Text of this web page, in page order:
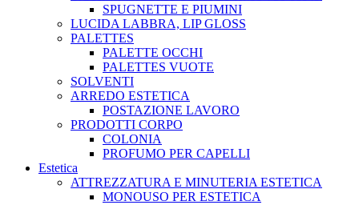
SPUGNETTE E PIUMINI
LUCIDA LABBRA, LIP GLOSS
PALETTES
PALETTE OCCHI
PALETTES VUOTE
SOLVENTI
ARREDO ESTETICA
POSTAZIONE LAVORO
PRODOTTI CORPO
COLONIA
PROFUMO PER CAPELLI
Estetica
ATTREZZATURA E MINUTERIA ESTETICA
MONOUSO PER ESTETICA